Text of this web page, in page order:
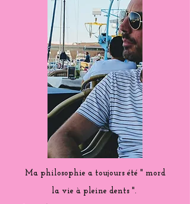
Ma philosophie a toujours été " mord
la vie à pleine dents ".